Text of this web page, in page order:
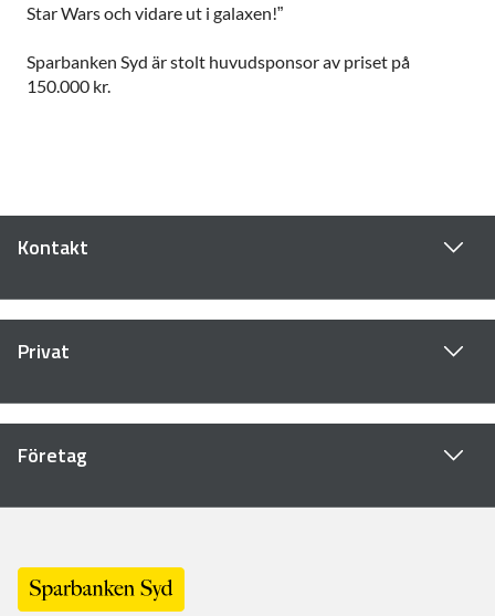
Star Wars och vidare ut i galaxen!”
Sparbanken Syd är stolt huvudsponsor av priset på
150.000 kr.
Kontakt
Privat
Företag